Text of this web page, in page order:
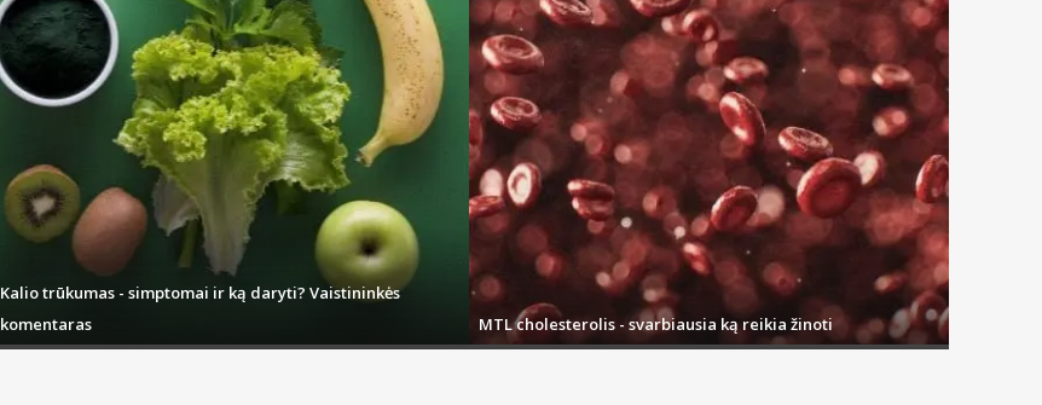
Kalio trūkumas - simptomai ir ką daryti? Vaistininkės
komentaras
MTL cholesterolis - svarbiausia ką reikia žinoti